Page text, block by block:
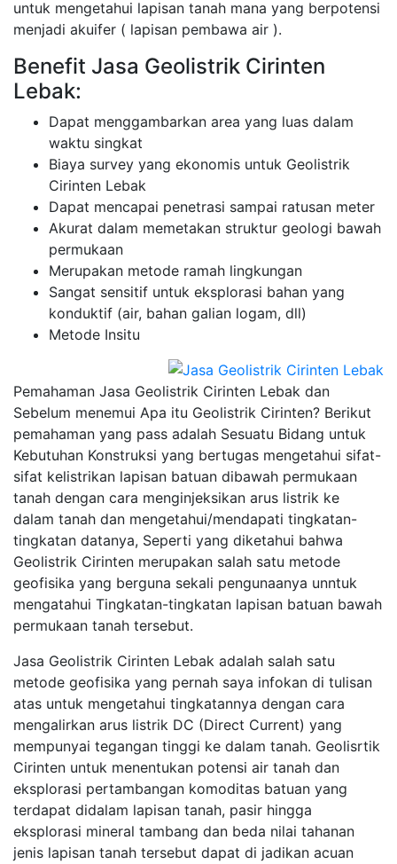
untuk mengetahui lapisan tanah mana yang berpotensi
menjadi akuifer ( lapisan pembawa air ).
Benefit Jasa Geolistrik Cirinten
Lebak:
Dapat menggambarkan area yang luas dalam
waktu singkat
Biaya survey yang ekonomis untuk Geolistrik
Cirinten Lebak
Dapat mencapai penetrasi sampai ratusan meter
Akurat dalam memetakan struktur geologi bawah
permukaan
Merupakan metode ramah lingkungan
Sangat sensitif untuk eksplorasi bahan yang
konduktif (air, bahan galian logam, dll)
Metode Insitu
Pemahaman Jasa Geolistrik Cirinten Lebak dan
Sebelum menemui Apa itu Geolistrik Cirinten? Berikut
pemahaman yang pass adalah Sesuatu Bidang untuk
Kebutuhan Konstruksi yang bertugas mengetahui sifat-
sifat kelistrikan lapisan batuan dibawah permukaan
tanah dengan cara menginjeksikan arus listrik ke
dalam tanah dan mengetahui/mendapati tingkatan-
tingkatan datanya, Seperti yang diketahui bahwa
Geolistrik Cirinten merupakan salah satu metode
geofisika yang berguna sekali pengunaanya unntuk
mengatahui Tingkatan-tingkatan lapisan batuan bawah
permukaan tanah tersebut.
Jasa Geolistrik Cirinten Lebak adalah salah satu
metode geofisika yang pernah saya infokan di tulisan
atas untuk mengetahui tingkatannya dengan cara
mengalirkan arus listrik DC (Direct Current) yang
mempunyai tegangan tinggi ke dalam tanah. Geolisrtik
Cirinten untuk menentukan potensi air tanah dan
eksplorasi pertambangan komoditas batuan yang
terdapat didalam lapisan tanah, pasir hingga
eksplorasi mineral tambang dan beda nilai tahanan
jenis lapisan tanah tersebut dapat di jadikan acuan